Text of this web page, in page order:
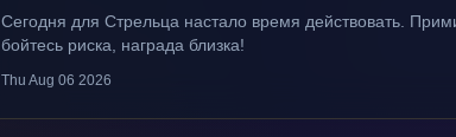
Сегодня для Стрельца настало время действовать.
бойтесь риска, награда близка!
Thu Aug 06 2026